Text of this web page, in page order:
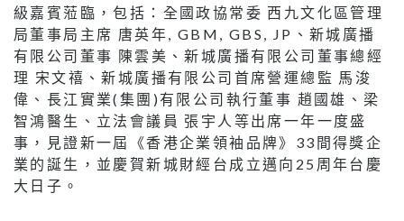
級嘉賓蒞臨，包括：全國政協常委 西九文化區管理
局董事局主席 唐英年, GBM, GBS, JP、新城廣播
有限公司董事 陳雲美、新城廣播有限公司董事總經
理 宋文禧、新城廣播有限公司首席營運總監 馬浚
偉、長江實業(集團)有限公司執行董事 趙國雄、梁
智鴻醫生、立法會議員 張宇人等出席一年一度盛
事，見證新一屆《香港企業領袖品牌》33間得獎企
業的誕生，並慶賀新城財經台成立邁向25周年台慶
大日子。